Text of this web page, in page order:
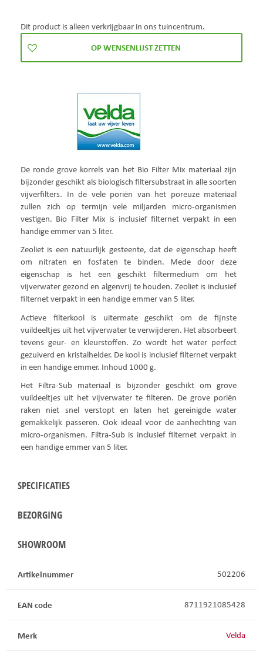
Dit product is alleen verkrijgbaar in ons tuincentrum.
De ronde grove korrels van het Bio Filter Mix materiaal zijn
bijzonder geschikt als biologisch filtersubstraat in alle soorten
vijverfilters. In de vele poriën van het poreuze materiaal
zullen zich op termijn vele miljarden micro-organismen
vestigen. Bio Filter Mix is inclusief filternet verpakt in een
handige emmer van 5 liter.
Zeoliet is een natuurlijk gesteente, dat de eigenschap heeft
om nitraten en fosfaten te binden. Mede door deze
eigenschap is het een geschikt filtermedium om het
vijverwater gezond en algenvrij te houden. Zeoliet is inclusief
filternet verpakt in een handige emmer van 5 liter.
Actieve filterkool is uitermate geschikt om de fijnste
vuildeeltjes uit het vijverwater te verwijderen. Het absorbeert
tevens geur- en kleurstoffen. Zo wordt het water perfect
gezuiverd en kristalhelder. De kool is inclusief filternet verpakt
in een handige emmer. Inhoud 1000 g.
Het Filtra-Sub materiaal is bijzonder geschikt om grove
vuildeeltjes uit het vijverwater te filteren. De grove poriën
raken niet snel verstopt en laten het gereinigde water
gemakkelijk passeren. Ook ideaal voor de aanhechting van
micro-organismen. Filtra-Sub is inclusief filternet verpakt in
een handige emmer van 5 liter.
SPECIFICATIES
BEZORGING
SHOWROOM
Artikelnummer 502206
EAN code 8711921085428
Merk Velda